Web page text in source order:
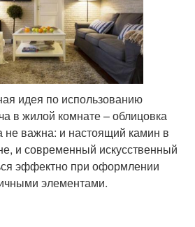
идея по использованию
в жилой комнате – облицовка
не важна: и настоящий камин в
и современный искусственный
эффектно при оформлении
элементами.